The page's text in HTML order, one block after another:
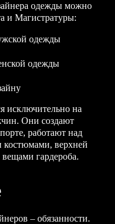
одежды можно
и Магистратуры:
одежды
одежды
исключительно на
Они создают
работают над
верхней
гардероба.
– обязанности.